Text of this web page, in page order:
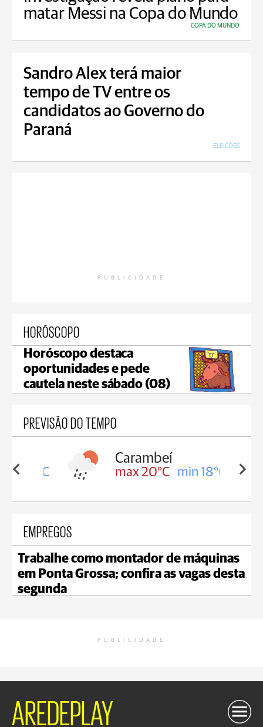
matar Messi na Copa do Mundo
COPA DO MUNDO
Sandro Alex terá maior
tempo de TV entre os
candidatos ao Governo do
Paraná
ELEIÇÕES
PUBLICIDADE
HORÓSCOPO
Horóscopo destaca
oportunidades e pede
cautela neste sábado (08)
PREVISÃO DO TEMPO
18°C
Carambeí
max 20°C min 18°C
EMPREGOS
Trabalhe como montador de máquinas
em Ponta Grossa; confira as vagas desta
segunda
PUBLICIDADE
AREDEPLAY